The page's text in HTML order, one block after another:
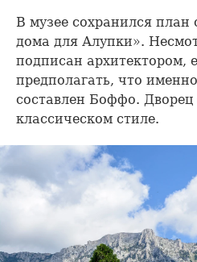
В музее сохранился
дома для Алупки».
подписан архитектором,
предполагать, что
составлен Боффо.
классическом стиле.